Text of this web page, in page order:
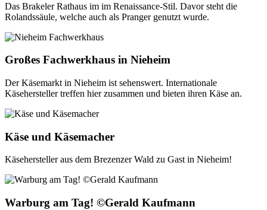
Das Brakeler Rathaus im im Renaissance-Stil. Davor steht die
Rolandssäule, welche auch als Pranger genutzt wurde.
Großes Fachwerkhaus in Nieheim
Der Käsemarkt in Nieheim ist sehenswert. Internationale
Käsehersteller treffen hier zusammen und bieten ihren Käse an.
Käse und Käsemacher
Käsehersteller aus dem Brezenzer Wald zu Gast in Nieheim!
Warburg am Tag! ©Gerald Kaufmann